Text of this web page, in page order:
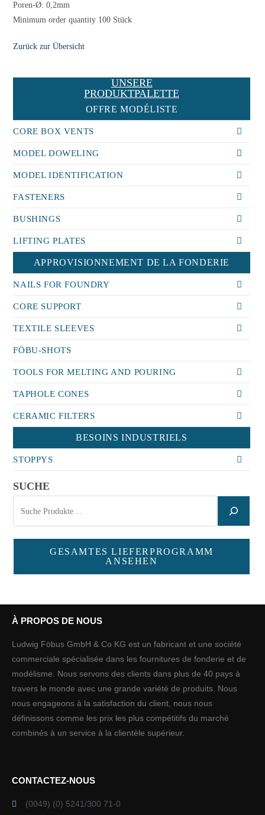
Poren-Ø: 0,2mm
Minimum order quantity 100 Stück
Zurück zur Übersicht
UNSERE
PRODUKTPALETTE
OFFRE MODÉLISTE
CORE BOX VENTS
MODEL DOWELING
MODEL IDENTIFICATION
FASTENERS
BUSHINGS
LIFTING PLATES
APPROVISIONNEMENT DE LA FONDERIE
NAILS FOR FOUNDRY
CORE SUPPORT
TEXTILE SLEEVES
FÖBU-SHOTS
TOOLS FOR MELTING AND POURING
TAPHOLE CONES
CERAMIC FILTERS
BESOINS INDUSTRIELS
STOPPYS
SUCHE
GESAMTES LIEFERPROGRAMM
ANSEHEN
À PROPOS DE NOUS
Ludwig Föbus GmbH & Co KG est un fabricant et une société
commerciale spécialisée dans les fournitures de fonderie et de
modélisme. Nous servons des clients dans plus de 40 pays à
travers le monde avec une grande variété de produits. Nous
nous engageons à la satisfaction du client, nous nous
définissons comme les prix les plus compétitifs du marché
combinés à un service à la clientèle supérieur.
CONTACTEZ-NOUS
(0049) (0) 5241/300 71-0